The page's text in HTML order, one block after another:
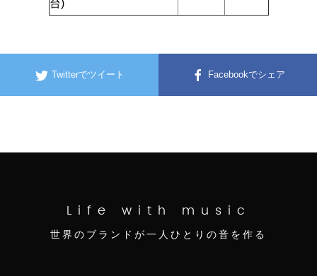
台)
Twitterでツイート Facebookでシェア
Life with music
世界のブランドが一人ひとりの音を作る